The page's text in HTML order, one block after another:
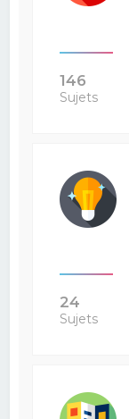
146
Sujets
24
Sujets